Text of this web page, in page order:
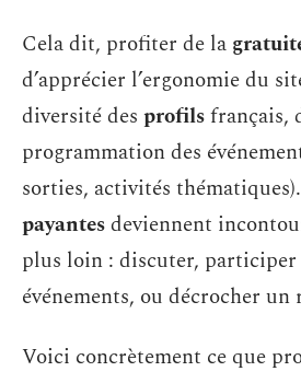
Cela dit, profiter de la
d’apprécier l’ergonomie du
diversité des profilsfrançais,
programmation des
sorties, activités
payantesdeviennent
plus loin : discuter, participer
événements, ou décrocher un
Voici concrètement ce que